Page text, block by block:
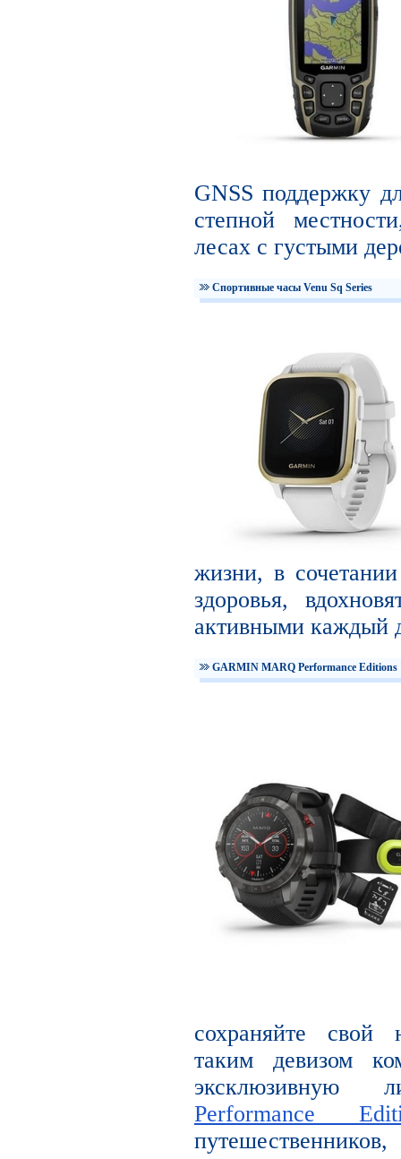
GNSS поддержку
степной
лесах с густыми
Спортивные часы Venu Sq Series
жизни, в
здоровья,
активными каждый
GARMIN MARQ Performance Editions
сохраняйте свой
таким девизом
Performance